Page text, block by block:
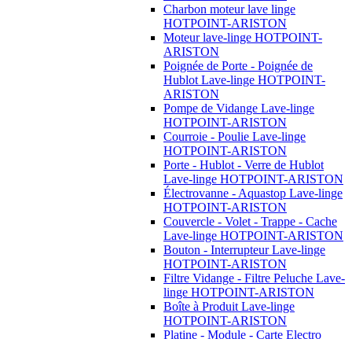
Charbon moteur lave linge
HOTPOINT-ARISTON
Moteur lave-linge HOTPOINT-
ARISTON
Poignée de Porte - Poignée de
Hublot Lave-linge HOTPOINT-
ARISTON
Pompe de Vidange Lave-linge
HOTPOINT-ARISTON
Courroie - Poulie Lave-linge
HOTPOINT-ARISTON
Porte - Hublot - Verre de Hublot
Lave-linge HOTPOINT-ARISTON
Électrovanne - Aquastop Lave-linge
HOTPOINT-ARISTON
Couvercle - Volet - Trappe - Cache
Lave-linge HOTPOINT-ARISTON
Bouton - Interrupteur Lave-linge
HOTPOINT-ARISTON
Filtre Vidange - Filtre Peluche Lave-
linge HOTPOINT-ARISTON
Boîte à Produit Lave-linge
HOTPOINT-ARISTON
Platine - Module - Carte Electro